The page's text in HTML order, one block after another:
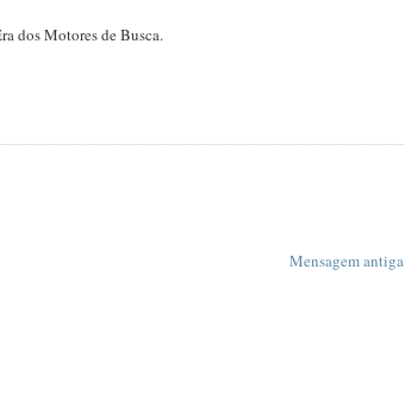
dos Motores de Busca.
Mensagem antiga